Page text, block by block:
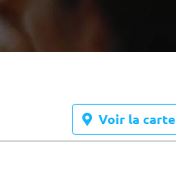
Voir la carte